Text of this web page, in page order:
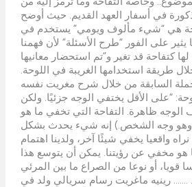
في أسفار العهد القديم. حيث أوضح
هي “شيء مألوف ويومي” يستخدم في
على الفور “طرح الأسئلة” لأن فهمنا
لها كتفاحة قد تغير و”تم استحضار معانيها
طريقة استخدامها الغريبة في اللوحة.
السابقة من خلال شرح مغريت نفسه
“على الأقل يختفي الوجه جزئيًا. ولكن
الوجه ظاهرة. التفاحة التي تخفي ما هو
وجه الشخص.) إنه شيء يحدث بشكل
واقعيا يخفي شيئًا آخر، ولدينا اهتمام
مخفي عن رؤيتنا. يمكن أن يتوسع هذا
قويا، أو نوعا من الصراع ما بين المرئي
……. رينيه ماغريت رسام سريالي ولد في